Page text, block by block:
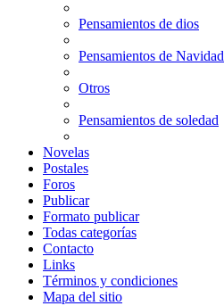
Pensamientos de dios
Pensamientos de Navidad
Otros
Pensamientos de soledad
Novelas
Postales
Foros
Publicar
Formato publicar
Todas categorías
Contacto
Links
Términos y condiciones
Mapa del sitio